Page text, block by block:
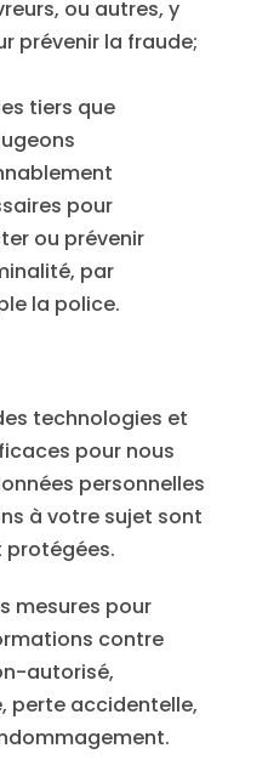
ou autres, y
prévenir la fraude;
tiers que
pour
ou prévenir
par
la police.
technologies et
pour nous
personnelles
à votre sujet sont
protégées.
mesures pour
contre
autorisé,
perte accidentelle,